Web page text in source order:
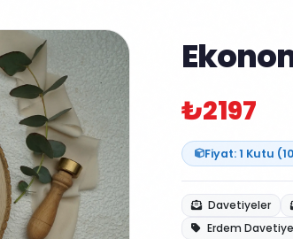
₺2197
Fiyat: 1 Kutu
Davetiyeler
Erdem Davetiye